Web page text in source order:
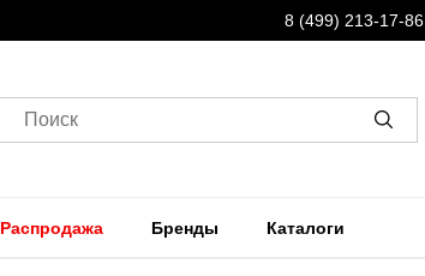
8 (499) 213-17-86
Поиск
Распродажа Бренды Каталоги